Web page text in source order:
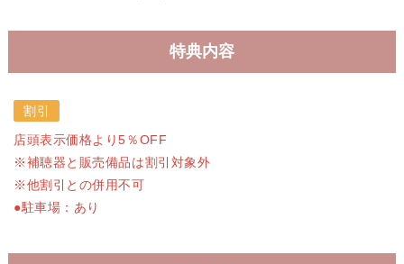
特典内容
割引
店頭表示価格より5％OFF
※補聴器と販売備品は割引対象外
※他割引との併用不可
●駐車場：あり